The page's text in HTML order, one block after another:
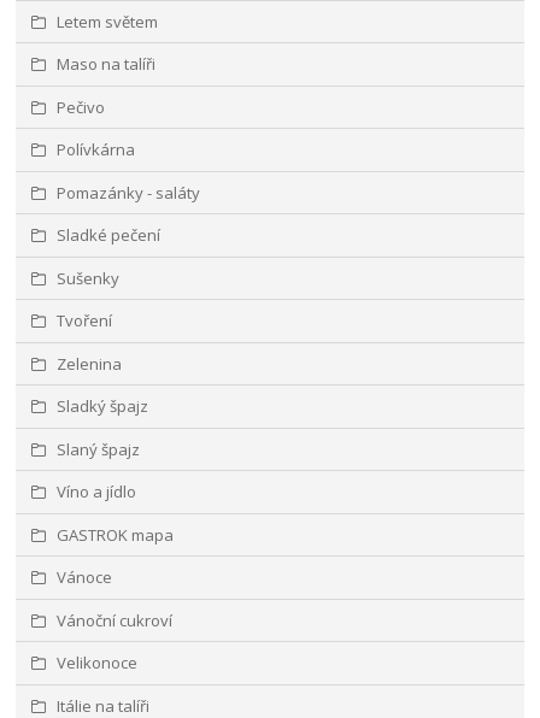
Letem světem
Maso na talíři
Pečivo
Polívkárna
Pomazánky - saláty
Sladké pečení
Sušenky
Tvoření
Zelenina
Sladký špajz
Slaný špajz
Víno a jídlo
GASTROK mapa
Vánoce
Vánoční cukroví
Velikonoce
Itálie na talíři